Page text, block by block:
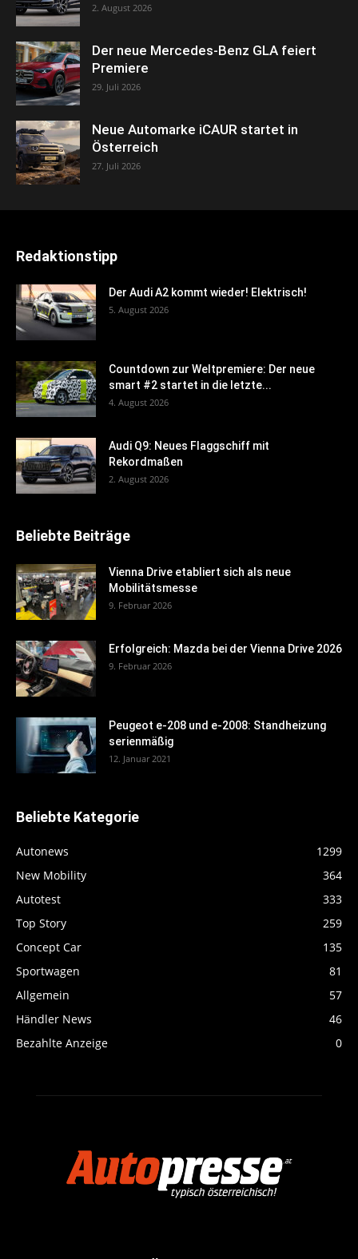
2. August 2026
Der neue Mercedes-Benz GLA feiert
Premiere
29. Juli 2026
Neue Automarke iCAUR startet in
Österreich
27. Juli 2026
Redaktionstipp
Der Audi A2 kommt wieder! Elektrisch!
5. August 2026
Countdown zur Weltpremiere: Der neue
smart #2 startet in die letzte...
4. August 2026
Audi Q9: Neues Flaggschiff mit
Rekordmaßen
2. August 2026
Beliebte Beiträge
Vienna Drive etabliert sich als neue
Mobilitätsmesse
9. Februar 2026
Erfolgreich: Mazda bei der Vienna Drive 2026
9. Februar 2026
Peugeot e-208 und e-2008: Standheizung
serienmäßig
12. Januar 2021
Beliebte Kategorie
Autonews
1299
New Mobility
364
Autotest
333
Top Story
259
Concept Car
135
Sportwagen
81
Allgemein
57
Händler News
46
Bezahlte Anzeige
0